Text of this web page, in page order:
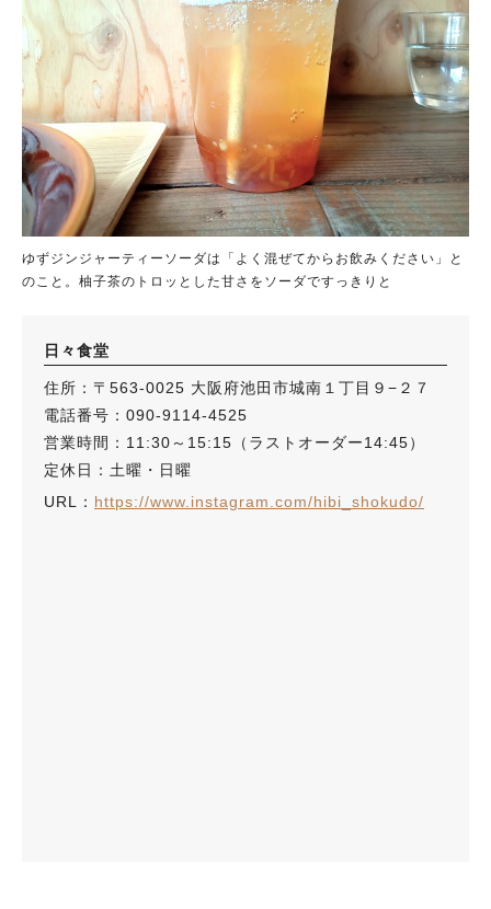
ゆずジンジャーティーソーダは「よく混ぜてからお飲みください」と
のこと。柚子茶のトロッとした甘さをソーダですっきりと
日々食堂
住所：〒563-0025 大阪府池田市城南１丁目９−２７
電話番号：090-9114-4525
営業時間：11:30～15:15（ラストオーダー14:45）
定休日：土曜・日曜
URL： https://www.instagram.com/hibi_shokudo/